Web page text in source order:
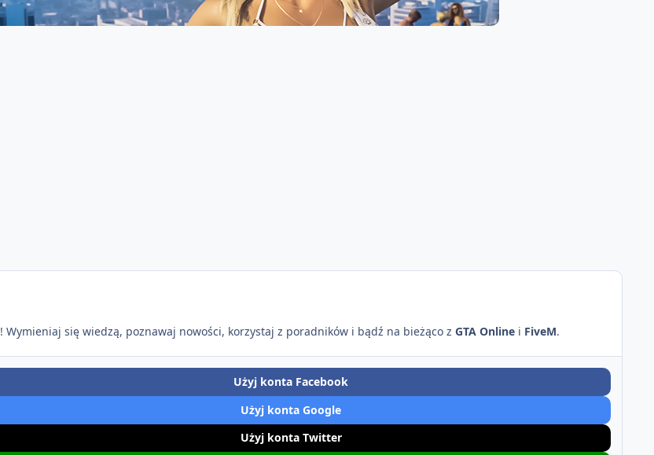
! Wymieniaj się wiedzą, poznawaj nowości, korzystaj z poradników i bądź na bieżąco z GTA Online i FiveM.
Użyj konta Facebook
Użyj konta Google
Użyj konta Twitter